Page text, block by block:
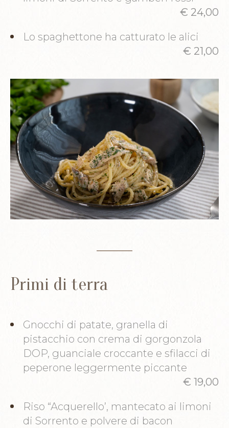
€ 24,00
Lo spaghettone ha catturato le alici
€ 21,00
Primi di terra
Gnocchi di patate, granella di
pistacchio con crema di gorgonzola
DOP, guanciale croccante e sfilacci di
peperone leggermente piccante
€ 19,00
Riso “Acquerello’, mantecato ai limoni
di Sorrento e polvere di bacon